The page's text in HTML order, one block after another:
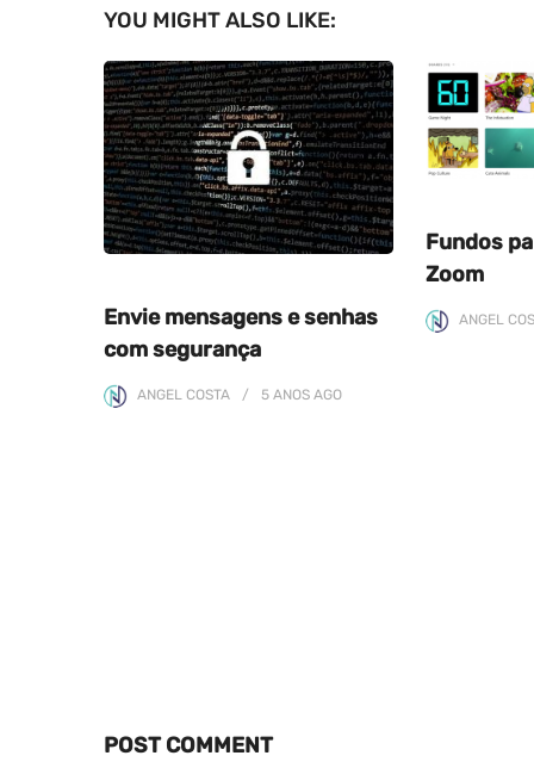
YOU MIGHT ALSO LIKE:
Envie mensagens e senhas
com segurança
ANGEL COSTA 5 ANOS AGO
Fundos
Zoom
ANGEL
POST COMMENT